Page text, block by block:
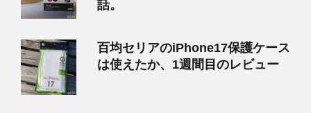
話。
百均セリアのiPhone17保護ケース
は使えたか、1週間目のレビュー